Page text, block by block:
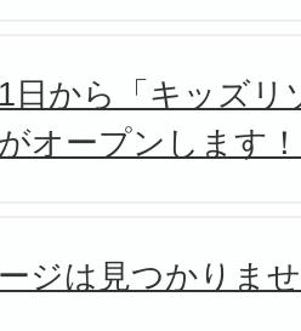
日から「キッズリ
オープンします！
ジは見つかりま